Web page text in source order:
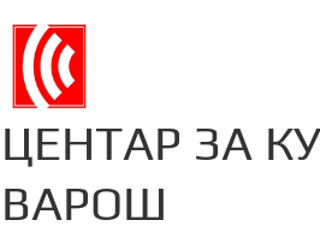
ЦЕНТАР ЗА
ВАРОШ